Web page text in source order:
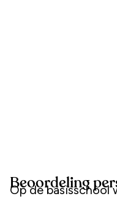
Beoordeling
Op de basisschool